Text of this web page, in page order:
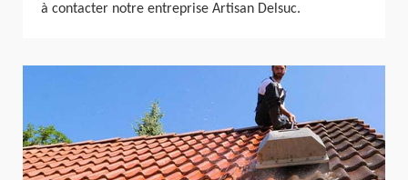
à contacter notre entreprise Artisan Delsuc.